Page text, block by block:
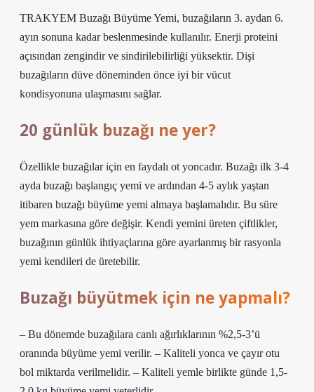
TRAKYEM Buzağı Büyüme Yemi, buzağıların 3. aydan 6.
ayın sonuna kadar beslenmesinde kullanılır. Enerji proteini
açısından zengindir ve sindirilebilirliği yüksektir. Dişi
buzağıların düve döneminden önce iyi bir vücut
kondisyonuna ulaşmasını sağlar.
20 günlük buzağı ne yer?
Özellikle buzağılar için en faydalı ot yoncadır. Buzağı ilk 3-4
ayda buzağı başlangıç ​​yemi ve ardından 4-5 aylık yaştan
itibaren buzağı büyüme yemi almaya başlamalıdır. Bu süre
yem markasına göre değişir. Kendi yemini üreten çiftlikler,
buzağının günlük ihtiyaçlarına göre ayarlanmış bir rasyonla
yemi kendileri de üretebilir.
Buzağı büyütmek için ne yapmalı?
– Bu dönemde buzağılara canlı ağırlıklarının %2,5-3’ü
oranında büyüme yemi verilir. – Kaliteli yonca ve çayır otu
bol miktarda verilmelidir. – Kaliteli yemle birlikte günde 1,5-